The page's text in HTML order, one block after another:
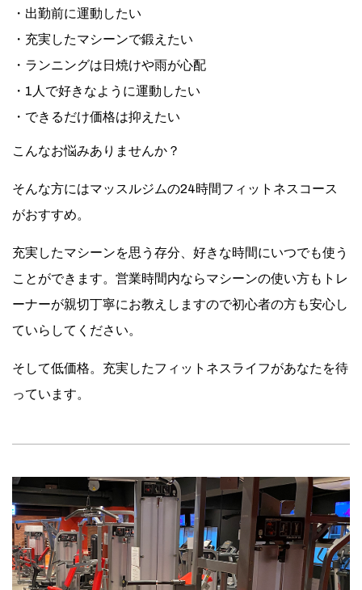
出勤前に運動したい
充実したマシーンで鍛えたい
ランニングは日焼けや雨が心配
1人で好きなように運動したい
できるだけ価格は抑えたい
こんなお悩みありませんか？
そんな方にはマッスルジムの24時間フィットネスコース
がおすすめ。
充実したマシーンを思う存分、好きな時間にいつでも使う
ことができます。営業時間内ならマシーンの使い方もトレ
ーナーが親切丁寧にお教えしますので初心者の方も安心し
ていらしてください。
そして低価格。充実したフィットネスライフがあなたを待
っています。